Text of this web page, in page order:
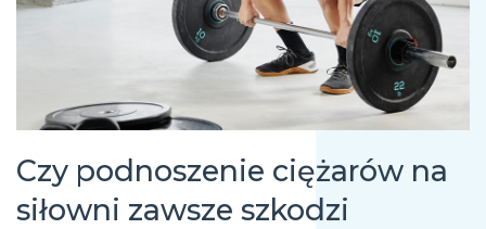
Czy podnoszenie ciężarów na
siłowni zawsze szkodzi